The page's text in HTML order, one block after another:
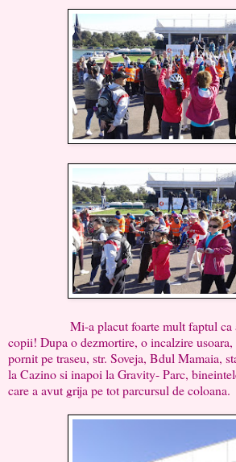
Mi-a placut foarte mult faptul ca au
copii! Dupa o dezmortire, o incalzire
pornit pe traseu, str. Soveja, Bdul Mamaia,
la Cazino si inapoi la Gravity- Parc,
care a avut grija pe tot parcursul de coloana.